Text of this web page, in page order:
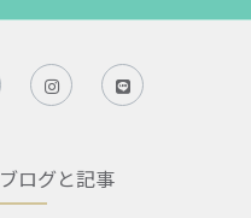
ブログと記事